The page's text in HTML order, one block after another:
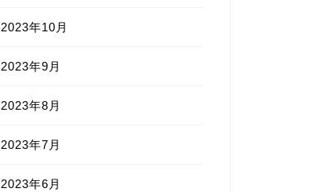
2023年10月
2023年9月
2023年8月
2023年7月
2023年6月